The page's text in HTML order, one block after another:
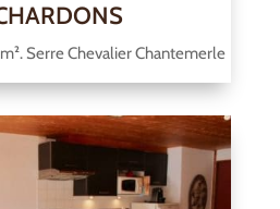
Serre Chevalier Chantemerle